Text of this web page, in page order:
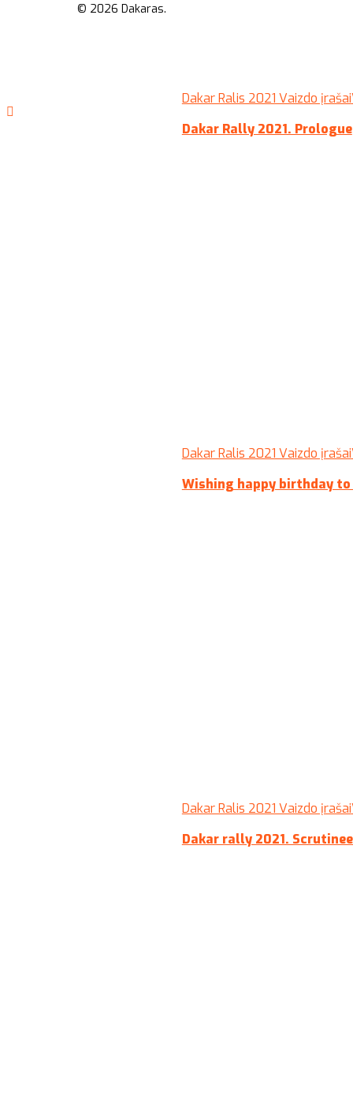
Dakar Ralis 2021 Vaizdo įrašai
Dakar Rally 2021. Prologue
Dakar Ralis 2021 Vaizdo įrašai
Wishing happy birthday to
Dakar Ralis 2021 Vaizdo įrašai
Dakar rally 2021.
© 2026 Dakaras.